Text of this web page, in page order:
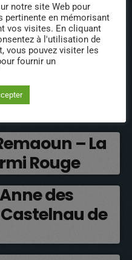
– La
Rouge
des
de
notre site Web pour
pertinente en mémorisant
vos visites. En cliquant
à l'utilisation de
vous pouvez visiter les
fournir un